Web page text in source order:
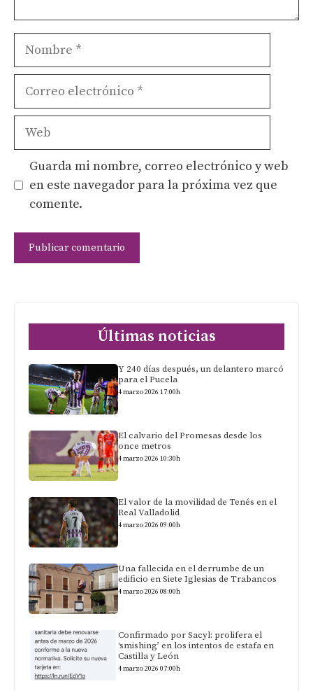
Nombre
Guarda mi nombre, correo electrónico y web
en este navegador para la próxima vez que
comente.
Últimas noticias
Y 240 días después, un delantero marcó
para el Pucela
4 marzo 2026 17:00h
El calvario del Promesas desde los
once metros
4 marzo 2026 10:30h
El valor de la movilidad de Tenés en el
Real Valladolid
4 marzo 2026 09:00h
Una fallecida en el derrumbe de un
edificio en Siete Iglesias de Trabancos
4 marzo 2026 08:00h
Confirmado por Sacyl: prolifera el
‘smishing’ en los intentos de estafa en
Castilla y León
4 marzo 2026 07:00h